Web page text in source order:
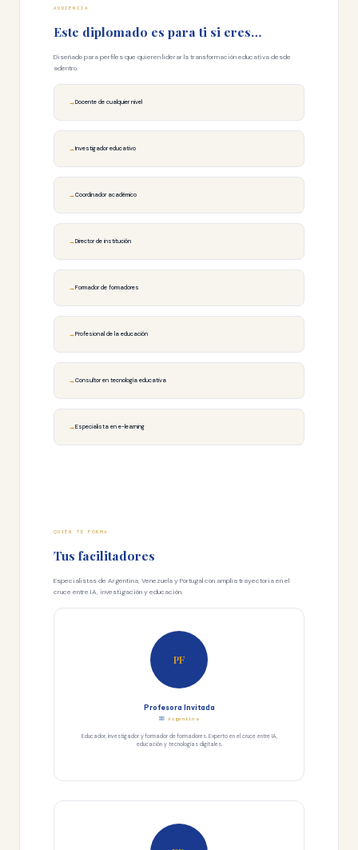
AUDIENCIA
Este diplomado es para ti si eres…
Diseñado para perfiles que quieren liderar la transformación educativa desde
adentro.
Docente de cualquier nivel
Investigador educativo
Coordinador académico
Director de institución
Formador de formadores
Profesional de la educación
Consultor en tecnología educativa
Especialista en e-learning
QUIÉN TE FORMA
Tus facilitadores
Especialistas de Argentina, Venezuela y Portugal con amplia trayectoria en el
cruce entre IA, investigación y educación.
PF
Profesora Invitada
Argentina
Educador, investigador y formador de formadores. Experto en el cruce entre IA,
educación y tecnologías digitales.